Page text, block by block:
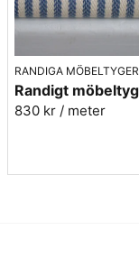
RANDIGA MÖBELTYGER
830 kr / meter